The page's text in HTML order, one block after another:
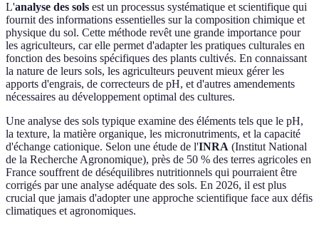
L'analyse des sols est un processus systématique et scientifique qui
fournit des informations essentielles sur la composition chimique et
physique du sol. Cette méthode revêt une grande importance pour
les agriculteurs, car elle permet d'adapter les pratiques culturales en
fonction des besoins spécifiques des plants cultivés. En connaissant
la nature de leurs sols, les agriculteurs peuvent mieux gérer les
apports d'engrais, de correcteurs de pH, et d'autres amendements
nécessaires au développement optimal des cultures.
Une analyse des sols typique examine des éléments tels que le pH,
la texture, la matière organique, les micronutriments, et la capacité
d'échange cationique. Selon une étude de l'INRA (Institut National
de la Recherche Agronomique), près de 50 % des terres agricoles en
France souffrent de déséquilibres nutritionnels qui pourraient être
corrigés par une analyse adéquate des sols. En 2026, il est plus
crucial que jamais d'adopter une approche scientifique face aux défis
climatiques et agronomiques.